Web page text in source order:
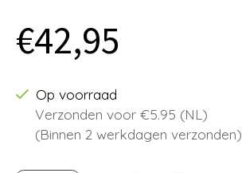
€42,95
Op voorraad
Verzonden voor €5.95 (NL)
(Binnen 2 werkdagen verzonden)